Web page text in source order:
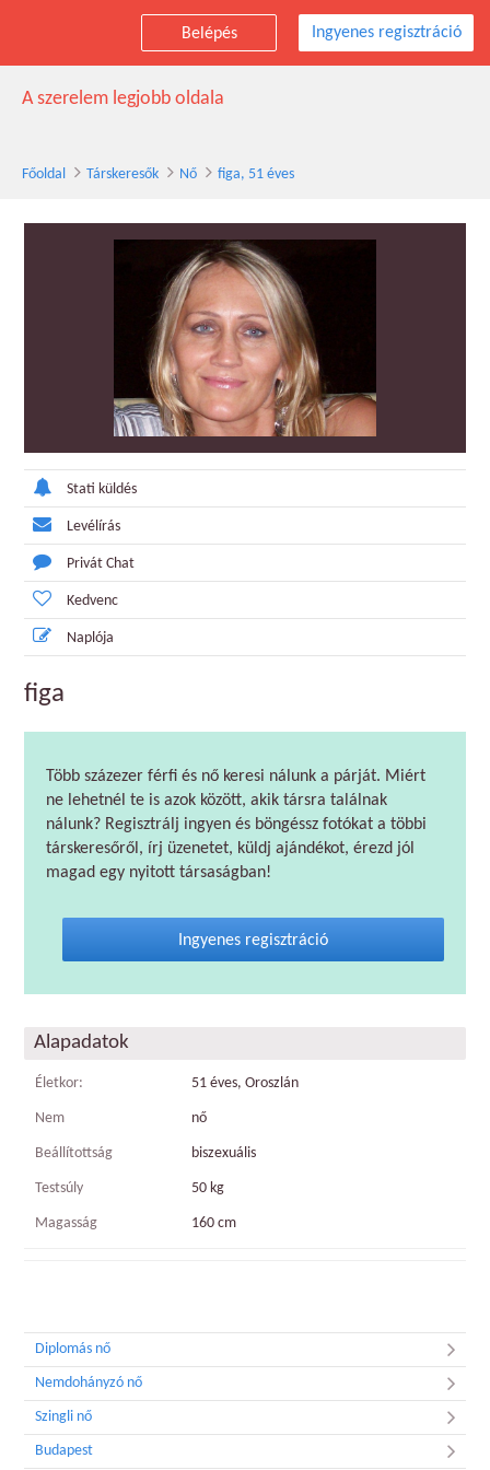
Belépés Ingyenes regisztráció
figa társkereső nő, 51 éves
A szerelem legjobb oldala
Főoldal Társkeresők Nő figa, 51 éves
Stati küldés
Levélírás
Privát Chat
Kedvenc
Naplója
figa
Több százezer férfi és nő keresi nálunk a párját. Miért
ne lehetnél te is azok között, akik társra találnak
nálunk? Regisztrálj ingyen és böngéssz fotókat a többi
társkeresőről, írj üzenetet, küldj ajándékot, érezd jól
magad egy nyitott társaságban!
Ingyenes regisztráció
Alapadatok
Életkor: 51 éves, Oroszlán
Nem nő
Beállítottság biszexuális
Testsúly 50 kg
Magasság 160 cm
Diplomás nő
Nemdohányzó nő
Szingli nő
Budapest